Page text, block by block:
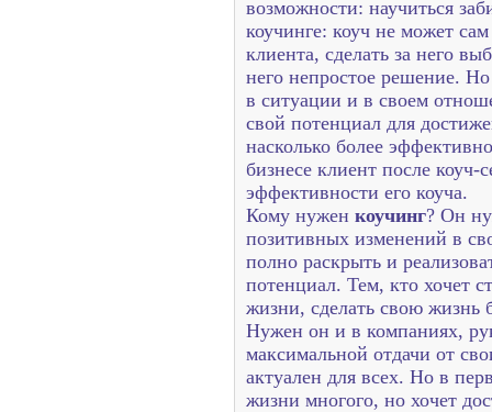
возможности: научиться
коучинге: коуч не может
клиента, сделать за него
него непростое решение.
в ситуации и в своем
свой потенциал для
насколько более
бизнесе клиент после
эффективности его коуча.
Кому нужен коучинг? Он
позитивных изменений в
полно раскрыть и
потенциал. Тем, кто хочет
жизни, сделать свою жизнь
Нужен он и в компаниях,
максимальной отдачи от
актуален для всех. Но в
жизни многого, но хочет